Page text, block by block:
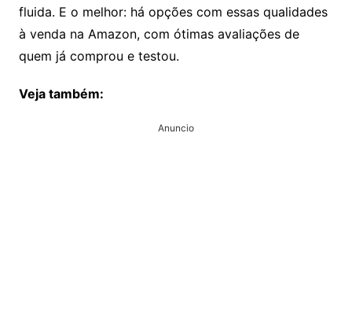
fluida. E o melhor: há opções com essas qualidades
à venda na Amazon, com ótimas avaliações de
quem já comprou e testou.
Veja também:
Anuncio